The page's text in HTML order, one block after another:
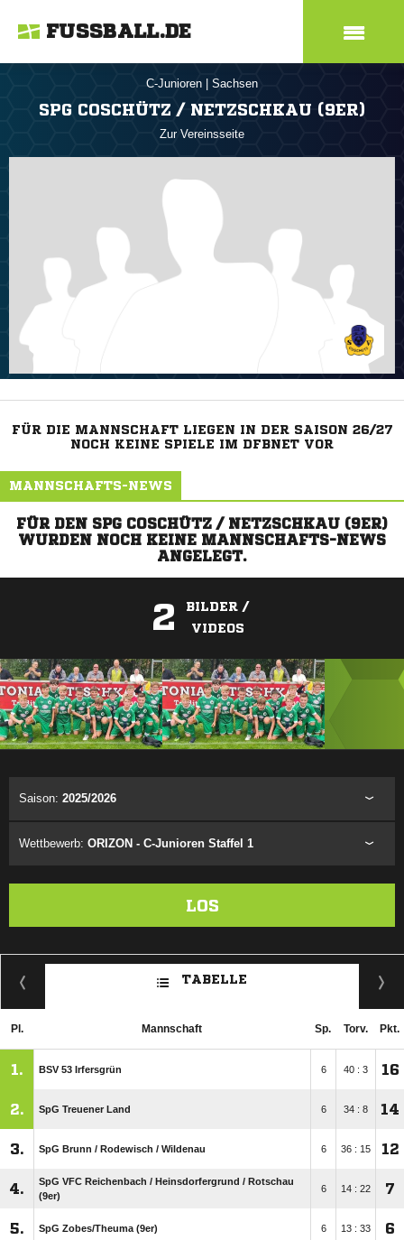
FUSSBALL.DE
C-Junioren Sachsen
SPG COSCHÜTZ / NETZSCHKAU (9ER)
Zur Vereinsseite
FÜR DIE MANNSCHAFT LIEGEN IN DER SAISON 26/27
NOCH KEINE SPIELE IM DFBNET VOR
MANNSCHAFTS-NEWS
FÜR DEN SPG COSCHÜTZ / NETZSCHKAU (9ER)
WURDEN NOCH KEINE MANNSCHAFTS-NEWS
ANGELEGT.
2
BILDER /
VIDEOS
Saison: 2025/2026
Wettbewerb: ORIZON - C-Junioren Staffel 1
LOS
TABELLE
Pl. Mannschaft Sp. Torv. Pkt.
1. BSV 53 Irfersgrün 6 40 : 3 16
2. SpG Treuener Land 6 34 : 8 14
3. SpG Brunn /​ Rodewisch /​ Wildenau 6 36 : 15 12
4.
SpG VFC Reichenbach /​ Heinsdorfergrund /​ Rotschau
(9er)
6 14 : 22 7
5. SpG Zobes/​Theuma (9er) 6 13 : 33 6